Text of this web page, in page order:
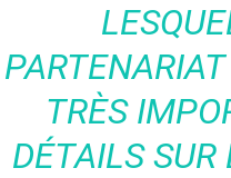
TRÈS
DÉTAILS